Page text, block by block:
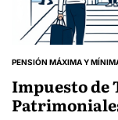
POSTED
PENSIÓN MÁXIMA Y
Impuesto de